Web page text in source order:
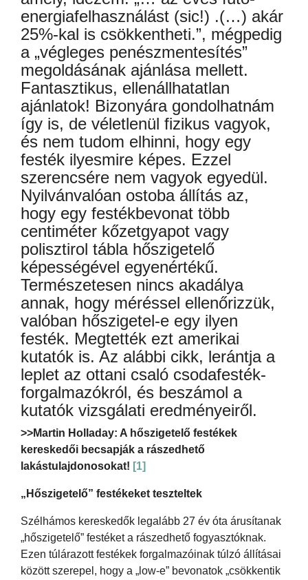
energiafelhasználást (sic!) .(…) akár
25%-kal is csökkentheti.”, mégpedig
a „végleges penészmentesítés”
megoldásának ajánlása mellett.
Fantasztikus, ellenállhatatlan
ajánlatok! Bizonyára gondolhatnám
így is, de véletlenül fizikus vagyok,
és nem tudom elhinni, hogy egy
festék ilyesmire képes. Ezzel
szerencsére nem vagyok egyedül.
Nyilvánvalóan ostoba állítás az,
hogy egy festékbevonat több
centiméter kőzetgyapot vagy
polisztirol tábla hőszigetelő
képességével egyenértékű.
Természetesen nincs akadálya
annak, hogy méréssel ellenőrizzük,
valóban hőszigetel-e egy ilyen
festék. Megtették ezt amerikai
kutatók is. Az alábbi cikk, lerántja a
leplet az ottani csaló csodafesték-
forgalmazókról, és beszámol a
kutatók vizsgálati eredményeiről.
>>Martin Holladay: A hőszigetelő festékek
kereskedői becsapják a rászedhető
lakástulajdonosokat! [1]
„Hőszigetelő” festékeket teszteltek
Szélhámos kereskedők legalább 27 év óta árusítanak
„hőszigetelő” festéket a rászedhető fogyasztóknak.
Ezen túlárazott festékek forgalmazóinak túlzó állításai
között szerepel, hogy a „low-e” bevonatok „csökkentik